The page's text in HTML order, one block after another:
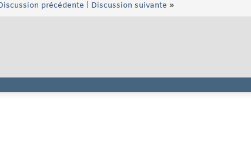
précédente Discussion suivante »